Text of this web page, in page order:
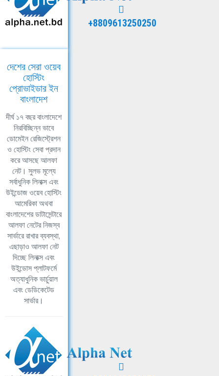
+8809613250250
দেশের সেরা ওয়েব
হোস্টিং
প্রোভাইডার ইন
বাংলাদেশ
দীর্ঘ ১৭ বছর বাংলাদেশে
নিরবিচ্ছিন্ন ভাবে
ডোমেইন রেজিস্ট্রেশন
ও হোস্টিং সেবা প্রদান
করে আসছে আলফা
নেট। সুলভ মূল্যে
সর্বাধুনিক লিনাক্স এবং
উইন্ডোজ ওয়েব হোস্টিং
আমেরিকা অথবা
বাংলাদেশের ডাটাসেন্টারে
আলফা নেটের নিজস্ব
সার্ভারে রাখার ব্যবস্থা,
এছাড়াও আলফা নেট
দিচ্ছে লিনাক্স এবং
উইন্ডোস প্লাটফর্মে
অত্যাধুনিক ভার্চুয়াল
এবং ডেডিকেটেড
সার্ভার।